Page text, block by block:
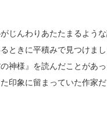
じんわりあたたまるよう
ときに平積みで見つけま
神様』を読んだことがあ
印象に留まっていた作家